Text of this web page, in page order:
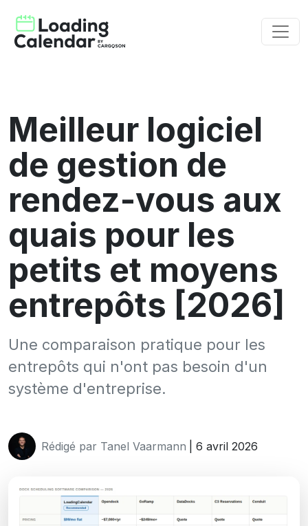
Meilleur logiciel
de gestion de
rendez-vous aux
quais pour les
petits et moyens
entrepôts [2026]
Une comparaison pratique pour les
entrepôts qui n'ont pas besoin d'un
système d'entreprise.
Rédigé par Tanel Vaarmann | 6 avril 2026